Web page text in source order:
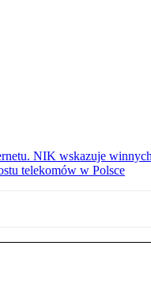
NIK wskazuje winnych
telekomów w Polsce